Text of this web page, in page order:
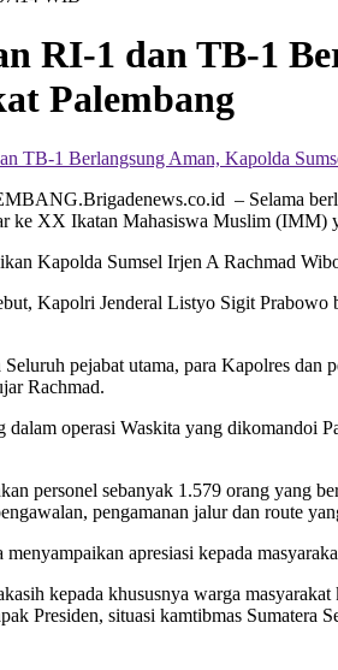
RI-1 dan TB-1
Palembang
– Selama
ke XX Ikatan Mahasiswa Muslim (IMM)
Kapolda Sumsel Irjen A Rachmad
Kapolri Jenderal Listyo Sigit
Seluruh pejabat utama, para Kapolres
Rachmad.
dalam operasi Waskita yang
personel sebanyak 1.579 orang yang
pengamanan jalur dan route
apresiasi kepada
kepada khususnya warga
Presiden, situasi kamtibmas Sumatera